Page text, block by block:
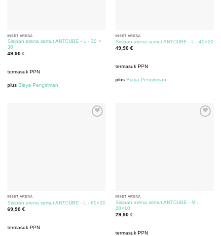
INSET ARENA
Sisipan arena semut ANTCUBE - L - 30 ×
30
49,90 €
termasuk PPN
plus Biaya Pengiriman
INSET ARENA
Sisipan arena semut ANTCUBE - L - 40×20
49,90 €
termasuk PPN
plus Biaya Pengiriman
INSET ARENA
Sisipan arena semut ANTCUBE - L - 60×30
69,90 €
termasuk PPN
INSET ARENA
Sisipan arena semut ANTCUBE - M -
20×10
29,90 €
termasuk PPN